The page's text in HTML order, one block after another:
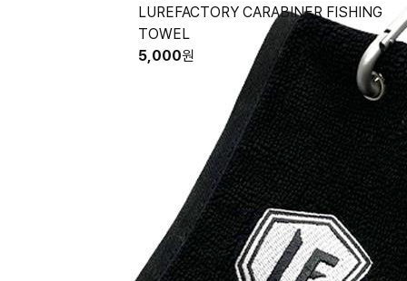
LUREFACTORY CARABINER FISHING
TOWEL
5,000원